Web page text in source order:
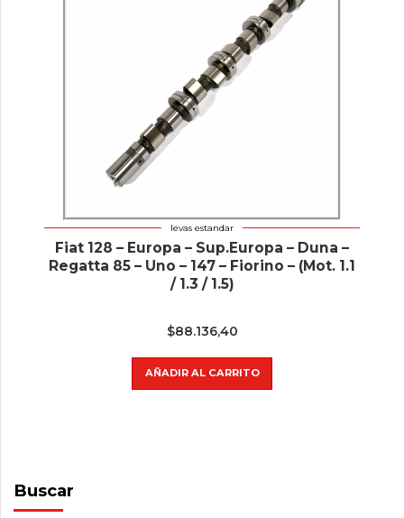
levas estandar
Fiat 128 – Europa – Sup.Europa – Duna –
Regatta 85 – Uno – 147 – Fiorino – (Mot. 1.1
/ 1.3 / 1.5)
$88.136,40
AÑADIR AL CARRITO
Buscar